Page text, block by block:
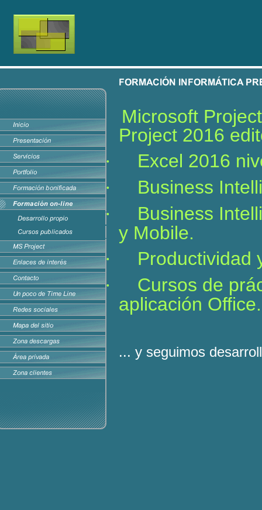
Microsoft
Project 2016
· Excel 2016
· Business
·
Business
y Mobile.
· Productividad
·
Cursos de
aplicación Office.
... y seguimos